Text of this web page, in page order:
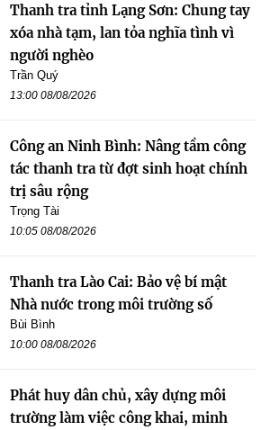
Thanh tra tỉnh Lạng Sơn: Chung tay
xóa nhà tạm, lan tỏa nghĩa tình vì
người nghèo
Trần Quý
13:00 08/08/2026
Công an Ninh Bình: Nâng tầm công
tác thanh tra từ đợt sinh hoạt chính
trị sâu rộng
Trọng Tài
10:05 08/08/2026
Thanh tra Lào Cai: Bảo vệ bí mật
Nhà nước trong môi trường số
Bùi Bình
10:00 08/08/2026
Phát huy dân chủ, xây dựng môi
trường làm việc công khai, minh